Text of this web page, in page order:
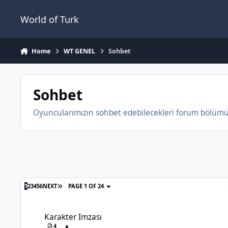
World of Turk
Home WT GENEL Sohbet
Sohbet
Oyuncularımızın sohbet edebilecekleri forum bölümü
123456NEXT PAGE 1 OF 24
Karakter Imzası
4